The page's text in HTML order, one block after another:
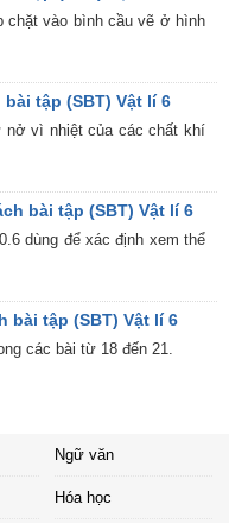
chặt vào bình cầu vẽ ở hình
bài tập (SBT) Vật lí 6
nở vì nhiệt của các chất khí
bài tập (SBT) Vật lí 6
dùng để xác định xem thể
bài tập (SBT) Vật lí 6
các bài từ 18 đến 21.
Ngữ văn
Hóa học